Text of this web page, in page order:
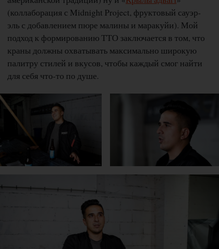
(коллаборация с Midnight Project, фруктовый сауэр-
эль с добавлением пюре малины и маракуйи). Мой
подход к формированию ТТО заключается в том, что
краны должны охватывать максимально широкую
палитру стилей и вкусов, чтобы каждый смог найти
для себя что-то по душе.